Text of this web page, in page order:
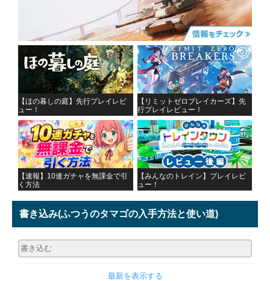
【ほの暮しの庭】先行プレイレビ
ュー！
【リミットゼロブレイカーズ】先
行プレイレビュー！
【速報】10連ガチャを無課金で引
く方法
【みんなのトレイン】プレイレビ
ュー！
書き込み(ふつうのタマゴの入手方法と使い道)
最新を表示する